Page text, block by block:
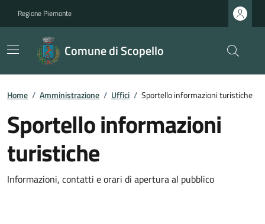
Regione Piemonte
Comune di Scopello
Home / Amministrazione / Uffici / Sportello informazioni turistiche
Sportello informazioni
turistiche
Informazioni, contatti e orari di apertura al pubblico